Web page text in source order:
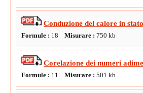
Conduzione del calore in
Formule : 18 Misurare : 750 kb
Corelazione dei numeri
Formule : 11 Misurare : 501 kb